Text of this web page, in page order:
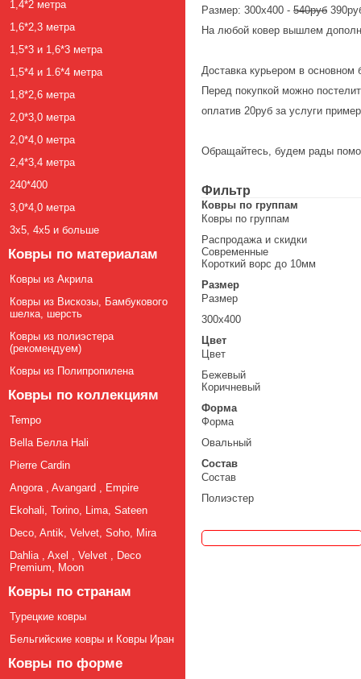
1,4*2 метра
1,6*2,3 метра
1,5*3 и 1,6*3 метра
1,5*4 и 1.6*4 метра
1,8*2,6 метра
2,0*3,0 метра
2,0*4,0 метра
2,4*3,4 метра
240*400
3,0*4,0 метра
3х5, 4х5 и больше
Ковры по материалам
Ковры из Акрила
Ковры из Вискозы, Бамбукового
шелка, шерсть
Ковры из полиэстера
(рекомендуем)
Ковры из Полипропилена
Ковры по коллекциям
Tempo
Bella Белла Hali
Pierre Cardin
Angora , Avangard , Empire
Ekohali, Torino, Lima, Sateen
Deco, Antik, Velvet, Soho, Mira
Dahlia , Axel , Velvet , Deco
Premium, Moon
Ковры по странам
Турецкие ковры
Бельгийские ковры и Ковры Иран
Ковры по форме
Размер: 300х400 - 540руб
На любой ковер вышлем
Доставка курьером в
Перед покупкой можно
оплатив 20руб за услуги
Обращайтесь, будем рады
Фильтр
Ковры по группам
Ковры по группам
Распродажа и скидки
Современные
Короткий ворс до 10мм
Размер
Размер
300х400
Цвет
Цвет
Бежевый
Коричневый
Форма
Форма
Овальный
Состав
Состав
Полиэстер